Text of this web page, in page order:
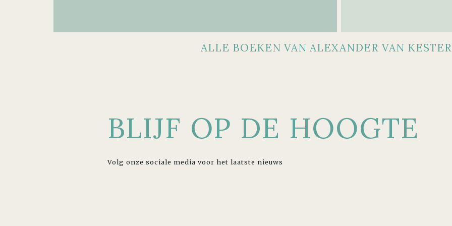
ALLE BOEKEN VAN ALEXANDER VAN
BLIJF OP DE HOOGTE
Volg onze sociale media voor het laatste nieuws